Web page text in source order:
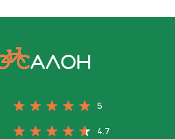
5
4.7